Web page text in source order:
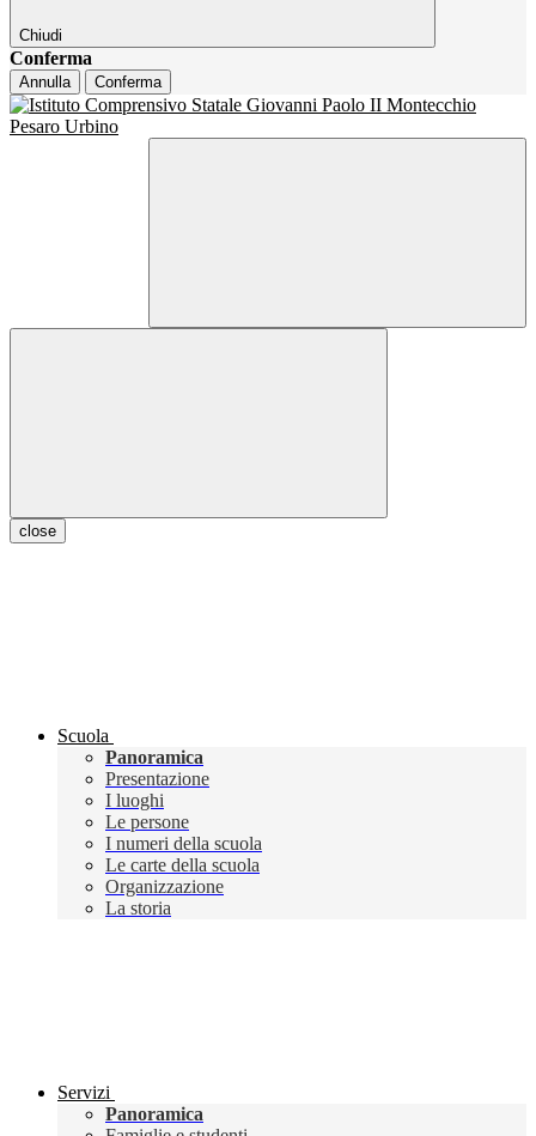
Chiudi
Conferma
Annulla Conferma
close
Scuola
Panoramica
Presentazione
I luoghi
Le persone
I numeri della scuola
Le carte della scuola
Organizzazione
La storia
Servizi
Panoramica